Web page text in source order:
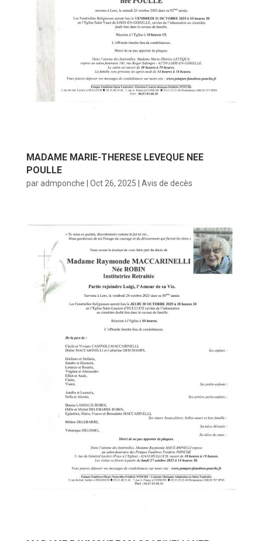
MADAME MARIE-THERESE LEVEQUE NEE
POULLE
paradmponche Oct 26, 2025 Avis de decès